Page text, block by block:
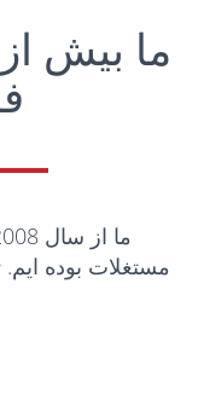
مستغلات بوده